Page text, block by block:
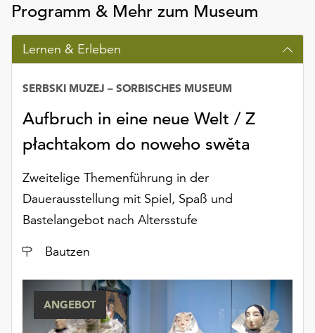
über
die
Schaltfläche
„Auswählen“.
Weitere
Informationen
finden
Sie
unserer
Datenschutzerklärung
oder
dem
Programm & Mehr zum Museum
Lernen & Erleben
Aufbruch in eine neue Welt / Z
płachtakom do noweho swěta
SERBSKI MUZEJ – SORBISCHES MUSEUM
Zweitelige Themenführung in der
Dauerausstellung mit Spiel, Spaß und
Bastelangebot nach Altersstufe
Ort
Bautzen
ANGEBOT